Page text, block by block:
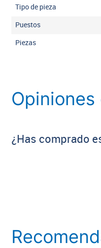
Tipo de pieza
Puestos
Piezas
¿Has comprado